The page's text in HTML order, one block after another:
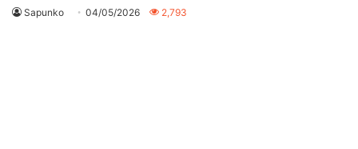
Sapunko 04/05/2026 2,793